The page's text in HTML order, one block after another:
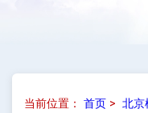
当前位置： 首页> 北京